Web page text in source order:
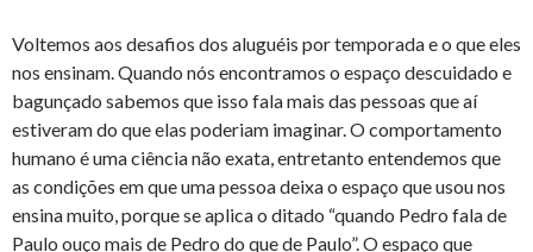
Voltemos aos desafios dos aluguéis por temporada e o que eles
nos ensinam. Quando nós encontramos o espaço descuidado e
bagunçado sabemos que isso fala mais das pessoas que aí
estiveram do que elas poderiam imaginar. O comportamento
humano é uma ciência não exata, entretanto entendemos que
as condições em que uma pessoa deixa o espaço que usou nos
ensina muito, porque se aplica o ditado “quando Pedro fala de
Paulo ouço mais de Pedro do que de Paulo”. O espaço que